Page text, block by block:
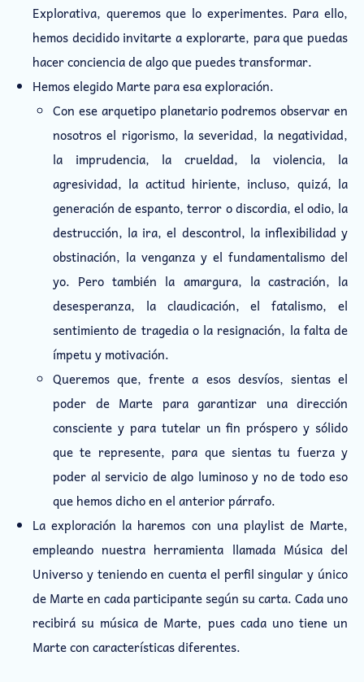
Explorativa, queremos que lo experimentes. Para ello,
hemos decidido invitarte a explorarte, para que puedas
hacer conciencia de algo que puedes transformar.
Hemos elegido Marte para esa exploración.
Con ese arquetipo planetario podremos observar en
nosotros el rigorismo, la severidad, la negatividad,
la imprudencia, la crueldad, la violencia, la
agresividad, la actitud hiriente, incluso, quizá, la
generación de espanto, terror o discordia, el odio, la
destrucción, la ira, el descontrol, la inflexibilidad y
obstinación, la venganza y el fundamentalismo del
yo. Pero también la amargura, la castración, la
desesperanza, la claudicación, el fatalismo, el
sentimiento de tragedia o la resignación, la falta de
ímpetu y motivación.
Queremos que, frente a esos desvíos, sientas el
poder de Marte para garantizar una dirección
consciente y para tutelar un fin próspero y sólido
que te represente, para que sientas tu fuerza y
poder al servicio de algo luminoso y no de todo eso
que hemos dicho en el anterior párrafo.
La exploración la haremos con una playlist de Marte,
empleando nuestra herramienta llamada Música del
Universo y teniendo en cuenta el perfil singular y único
de Marte en cada participante según su carta. Cada uno
recibirá su música de Marte, pues cada uno tiene un
Marte con características diferentes.